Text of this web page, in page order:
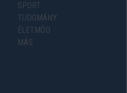
SPORT
TUDOMÁNY
ÉLETMÓD
MÁS